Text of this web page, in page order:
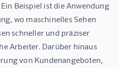
Beispiel ist die Anwendung
wo maschinelles Sehen
schneller und präziser
Arbeiter. Darüber hinaus
von Kundenangeboten,